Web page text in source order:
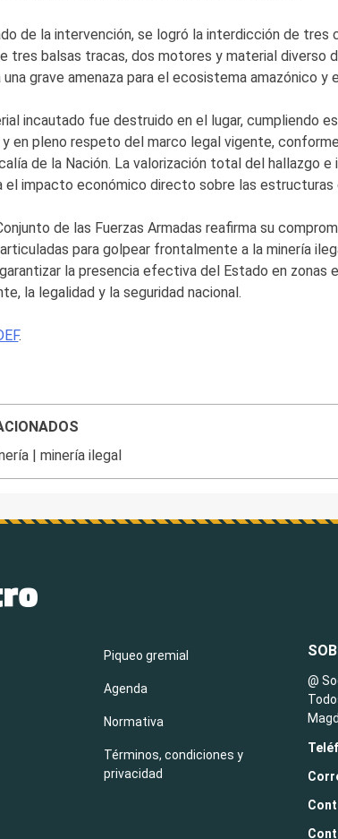
de la intervención, se logró la interdicción de tres
tres balsas tracas, dos motores y material diverso
grave amenaza para el ecosistema amazónico y
incautado fue destruido en el lugar, cumpliendo
en pleno respeto del marco legal vigente,
de la Nación. La valorización total del hallazgo
el impacto económico directo sobre las estructuras
de las Fuerzas Armadas reafirma su
para golpear frontalmente a la minería
la presencia efectiva del Estado en zonas
la legalidad y la seguridad nacional.
.
|minería ilegal
Piqueo gremial
Agenda
Normativa
Términos, condiciones y
privacidad
@